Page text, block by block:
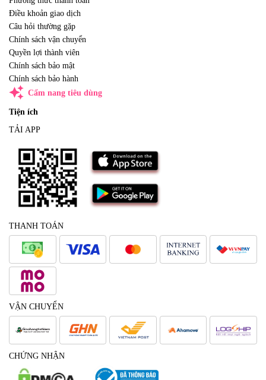
Điều khoản giao dịch
Câu hỏi thường gặp
Chính sách vận chuyển
Quyền lợi thành viên
Chính sách bảo mật
Chính sách bảo hành
auto_awesome Cẩm nang tiêu dùng
Tiện ích
TẢI APP
THANH TOÁN
VẬN CHUYỂN
CHỨNG NHẬN